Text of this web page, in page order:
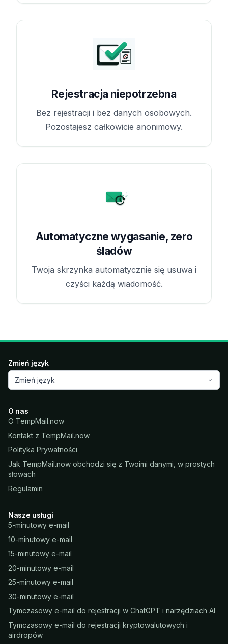
Rejestracja niepotrzebna
Bez rejestracji i bez danych osobowych.
Pozostajesz całkowicie anonimowy.
Automatyczne wygasanie, zero
śladów
Twoja skrzynka automatycznie się usuwa i
czyści każdą wiadomość.
Zmień język
Zmień język
O nas
O TempMail.now
Kontakt z TempMail.now
Polityka Prywatności
Jak TempMail.now obchodzi się z Twoimi danymi, w prostych
słowach
Regulamin
Nasze usługi
5-minutowy e-mail
10-minutowy e-mail
15-minutowy e-mail
20-minutowy e-mail
25-minutowy e-mail
30-minutowy e-mail
Tymczasowy e-mail do rejestracji w ChatGPT i narzędziach AI
Tymczasowy e-mail do rejestracji kryptowalutowych i
airdropów